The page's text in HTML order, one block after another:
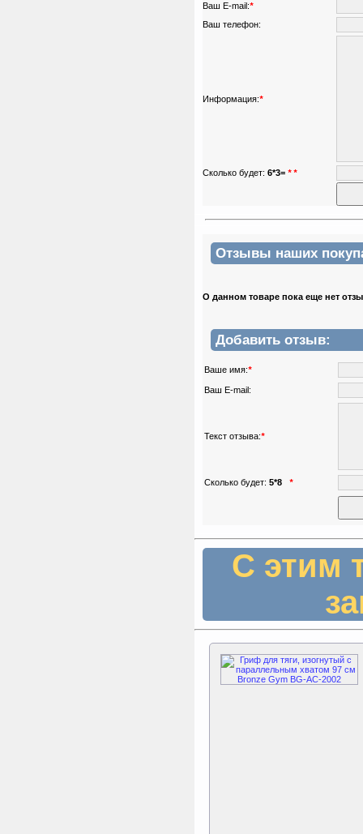
Ваш E-mail:*
Ваш телефон:
Информация:*
Сколько будет: 6*3= * *
Отзывы наших
О данном товаре пока еще нет
Добавить отзыв:
Ваше имя:*
Ваш E-mail:
Текст отзыва:*
Сколько будет: 5*8 *
С этим